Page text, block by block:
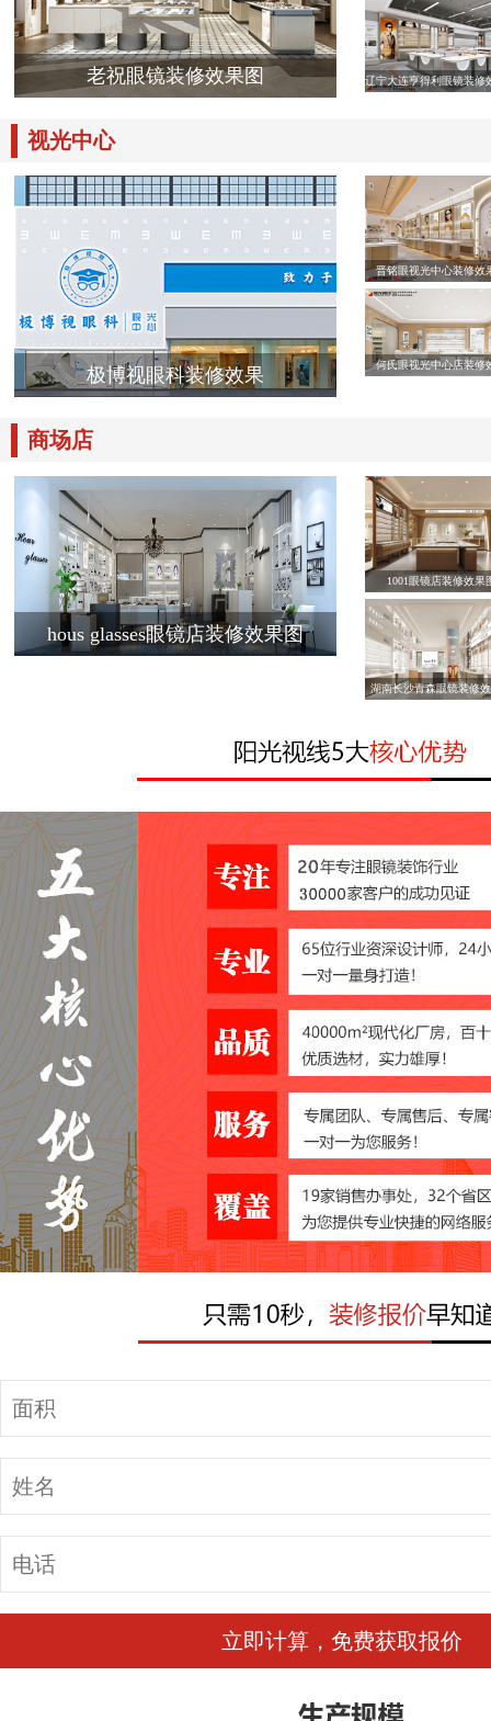
老祝眼镜装修效果图 辽宁大连亨得利眼镜装修
视光中心
极博视眼科装修效果
晋铭眼视光中心装修效
何氏眼视光中心店装修
商场店
hous glasses眼镜店装修效果图
1001眼镜店装修效果
湖南长沙青森眼镜装修